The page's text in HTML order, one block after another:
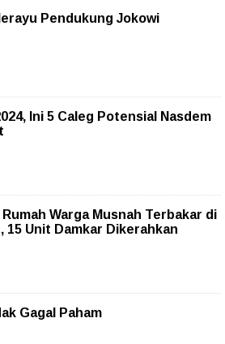
Pendukung Jokowi
Ini 5 Caleg Potensial Nasdem
Rumah Warga Musnah Terbakar di
15 Unit Damkar Dikerahkan
Gagal Paham